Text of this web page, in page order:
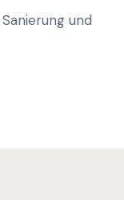
und